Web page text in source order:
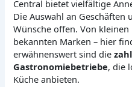
Central bietet vielfältige
Die Auswahl an Geschäften
Wünsche offen. Von
bekannten Marken – hier
erwähnenswert sind die
Gastronomiebetriebe, die
Küche anbieten.